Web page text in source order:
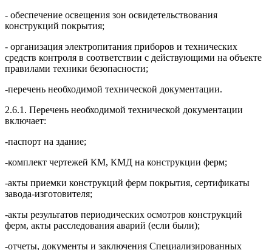
- обеспечение освещения зон освидетельствования
конструкций покрытия;
- организация электропитания приборов и технических
средств контроля в соответствии с действующими на объекте
правилами техники безопасности;
-перечень необходимой технической документации.
2.6.1. Перечень необходимой технической документации
включает:
-паспорт на здание;
-комплект чертежей КМ, КМД на конструкции ферм;
-акты приемки конструкций ферм покрытия, сертификаты
завода-изготовителя;
-акты результатов периодических осмотров конструкций
ферм, акты расследования аварий (если были);
-отчеты, документы и заключения Специализированных